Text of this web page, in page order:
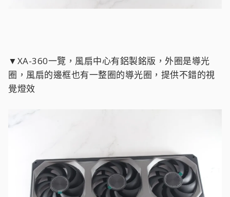
▼XA-360一覽，風扇中心有鋁製銘版，外圈是導光
圈，風扇的邊框也有一整圈的導光圈，提供不錯的視
覺燈效